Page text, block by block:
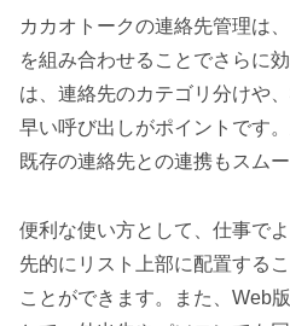
カカオトークの連絡先管理は
を組み合わせることでさらに
は、連絡先のカテゴリ分けや
早い呼び出しがポイントです
既存の連絡先との連携もスム
便利な使い方として、仕事で
先的にリスト上部に配置する
ことができます。また、Web